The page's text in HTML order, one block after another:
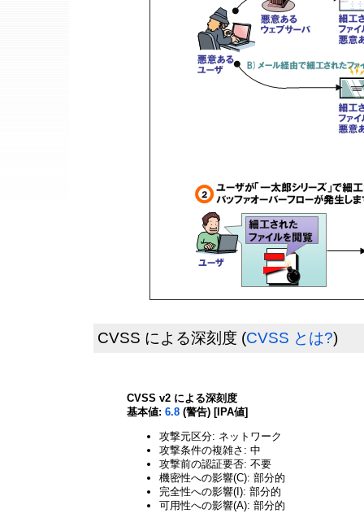
CVSS による深刻度 (CVSS とは?)
CVSS v2 による深刻度
基本値: 6.8 (警告) [IPA値]
攻撃元区分: ネットワーク
攻撃条件の複雑さ: 中
攻撃前の認証要否: 不要
機密性への影響(C): 部分的
完全性への影響(I): 部分的
可用性への影響(A): 部分的